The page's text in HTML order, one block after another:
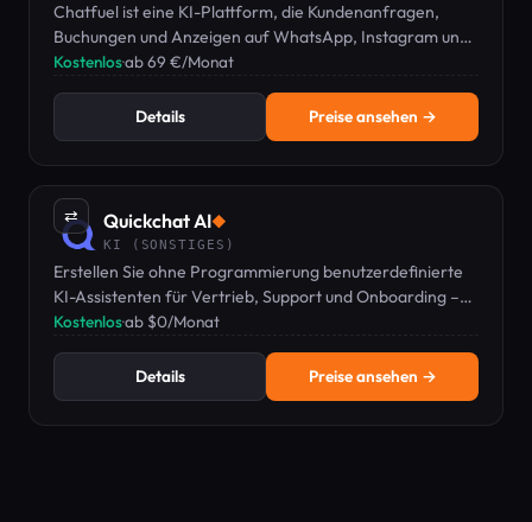
Chatfuel ist eine KI-Plattform, die Kundenanfragen,
Buchungen und Anzeigen auf WhatsApp, Instagram und
Facebook für Dienstleistungsunternehmen automatisiert.
Kostenlos·ab 69 €/Monat
Details Preise ansehen →
⇄ Quickchat AI◆
KI (SONSTIGES)
Erstellen Sie ohne Programmierung benutzerdefinierte
KI-Assistenten für Vertrieb, Support und Onboarding –
ab $0/Monat.
Kostenlos·ab $0/Monat
Details Preise ansehen →